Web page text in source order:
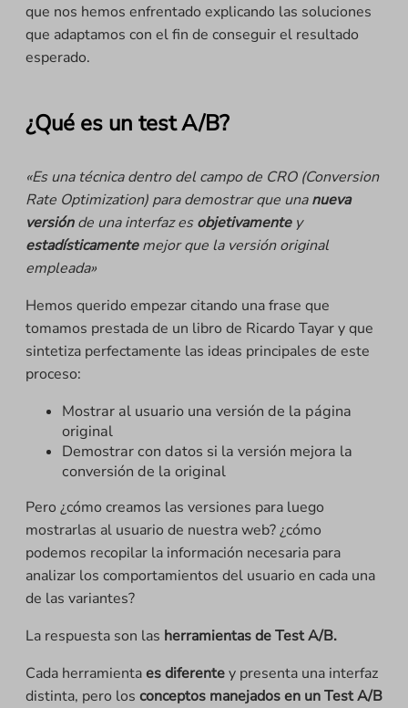
que nos hemos enfrentado explicando las soluciones
que adaptamos con el fin de conseguir el resultado
esperado.
¿Qué es un test A/B?
«Es una técnica dentro del campo de CRO (Conversion
Rate Optimization) para demostrar que unanueva
versiónde una interfaz esobjetivamentey
estadísticamentemejor que la versión original
empleada»
Hemos querido empezar citando una frase que
tomamos prestada de un libro de Ricardo Tayar y que
sintetiza perfectamente las ideas principales de este
proceso:
Mostrar al usuario una versión de la página
original
Demostrar con datos si la versión mejora la
conversión de la original
Pero ¿cómo creamos las versiones para luego
mostrarlas al usuario de nuestra web? ¿cómo
podemos recopilar la información necesaria para
analizar los comportamientos del usuario en cada una
de las variantes?
La respuesta son las herramientas de Test A/B.
Cada herramientaes diferentey presenta una interfaz
distinta, pero los conceptos manejados en un Test A/B